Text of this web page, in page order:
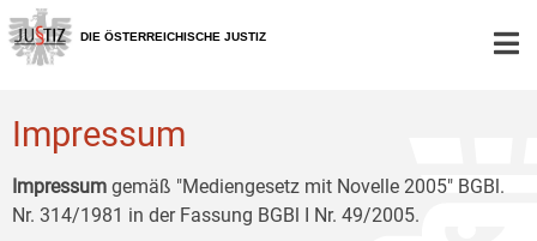
Zur
Hauptnavigation
[1]
Zum
Inhalt
[2]
Zum
Untermenü
[3]
DIE ÖSTERREICHISCHE JUSTIZ
Impressum
Impressum gemäß "Mediengesetz mit Novelle 2005" BGBl.
Nr. 314/1981 in der Fassung BGBl I Nr. 49/2005.